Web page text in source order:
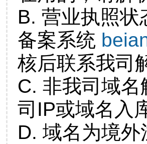
B. 营业执照
备案系统
核后联系我司
C. 非我司域
司IP或域名入
D. 域名为境